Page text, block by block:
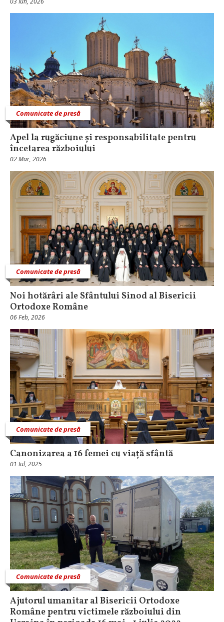
Comunicate de presă
Apel la rugăciune și responsabilitate pentru
încetarea războiului
02 Mar, 2026
Comunicate de presă
Noi hotărâri ale Sfântului Sinod al Bisericii
Ortodoxe Române
06 Feb, 2026
Comunicate de presă
Canonizarea a 16 femei cu viață sfântă
01 Iul, 2025
Comunicate de presă
Ajutorul umanitar al Bisericii Ortodoxe
Române pentru victimele războiului din